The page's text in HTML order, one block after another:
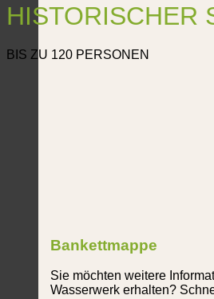
Bankettmappe
Sie möchten weitere
Wasserwerk erhalten?
HISTORISCHER
BIS ZU 120 PERSONEN